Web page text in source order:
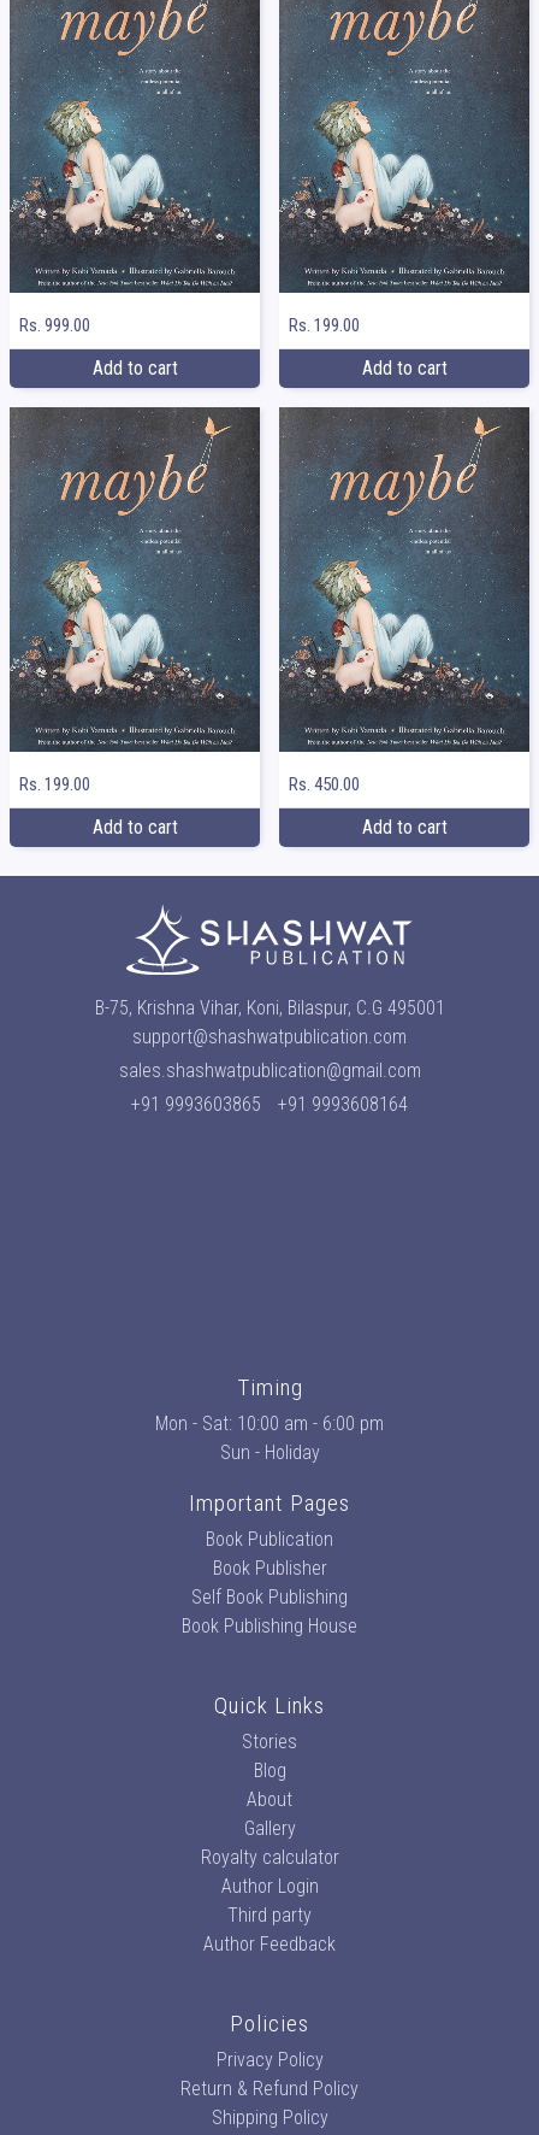
Rs. 999.00
Add to cart
Rs. 199.00
Add to cart
Rs. 199.00
Add to cart
Rs. 450.00
Add to cart
B-75, Krishna Vihar, Koni, Bilaspur, C.G 495001
support@shashwatpublication.com
sales.shashwatpublication@gmail.com
+91 9993603865
+91 9993608164
Timing
Mon - Sat: 10:00 am - 6:00 pm
Sun - Holiday
Important Pages
Book Publication
Book Publisher
Self Book Publishing
Book Publishing House
Quick Links
Stories
Blog
About
Gallery
Royalty calculator
Author Login
Third party
Author Feedback
Policies
Privacy Policy
Return & Refund Policy
Shipping Policy